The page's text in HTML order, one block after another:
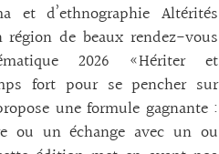
et d’ethnographie Altérités
région de beaux rendez-vous
2026 «Hériter et
fort pour se pencher sur
une formule gagnante :
ou un échange avec un ou